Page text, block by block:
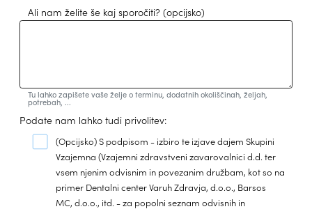
Ali nam želite še kaj sporočiti? (opcijsko)
Tu lahko zapišete vaše želje o terminu, dodatnih okoliščinah, željah,
potrebah, ...
Podate nam lahko tudi privolitev:
(Opcijsko)S podpisom - izbiro te izjave dajem Skupini
Vzajemna (Vzajemni zdravstveni zavarovalnici d.d. ter
vsem njenim odvisnim in povezanim družbam, kot so na
primer Dentalni center Varuh Zdravja, d.o.o., Barsos
MC, d.o.o., itd. - za popolni seznam odvisnih in